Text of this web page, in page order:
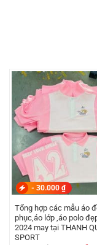
- 30.000 ₫
Tổng hợp các mẫu áo
phục,áo lớp ,áo polo
2024 may tại THANH
SPORT